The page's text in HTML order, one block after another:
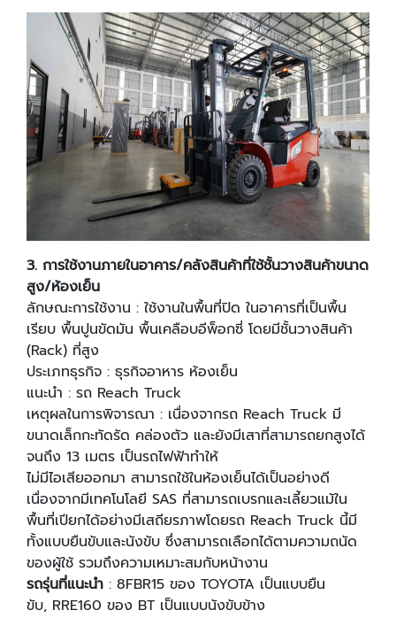
3. การใช้งานภายในอาคาร/คลังสินค้าที่ใช้ชั้นวางสินค้าขนาด
สูง/ห้องเย็น
ลักษณะการใช้งาน : ใช้งานในพื้นที่ปิด ในอาคารที่เป็นพื้น
เรียบ พื้นปูนขัดมัน พื้นเคลือบอีพ็อกซี่ โดยมีชั้นวางสินค้า
(Rack) ที่สูง
ประเภทธุรกิจ : ธุรกิจอาหาร ห้องเย็น
แนะนํา : รถ Reach Truck
เหตุผลในการพิจารณา : เนื่องจากรถ Reach Truck มี
ขนาดเล็กกะทัดรัด คล่องตัว และยังมีเสาที่สามารถยกสูงได้
จนถึง 13 เมตร เป็นรถไฟฟ้าทําให้
ไม่มีไอเสียออกมา สามารถใช้ในห้องเย็นได้เป็นอย่างดี
เนื่องจากมีเทคโนโลยี SAS ที่สามารถเบรกและเลี้ยวแม้ใน
พื้นที่เปียกได้อย่างมีเสถียรภาพโดยรถ Reach Truck นี้มี
ทั้งแบบยืนขับและนังขับ ซึ่งสามารถเลือกได้ตามความถนัด
ของผู้ใช้ รวมถึงความเหมาะสมกับหน้างาน
รถรุ่นที่แนะนํา : 8FBR15 ของ TOYOTA เป็นแบบยืน
ขับ, RRE160 ของ BT เป็นแบบนังขับข้าง